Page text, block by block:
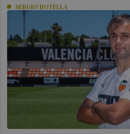
SERGIO BOTELLA